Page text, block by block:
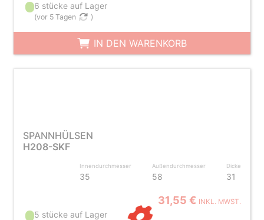
6 stücke auf Lager
(vor 5 Tagen )
IN DEN WARENKORB
SPANNHÜLSEN
H208-SKF
Innendurchmesser
35
Außendurchmesser
58
Dicke
31
31,55 € INKL. MWST.
5 stücke auf Lager